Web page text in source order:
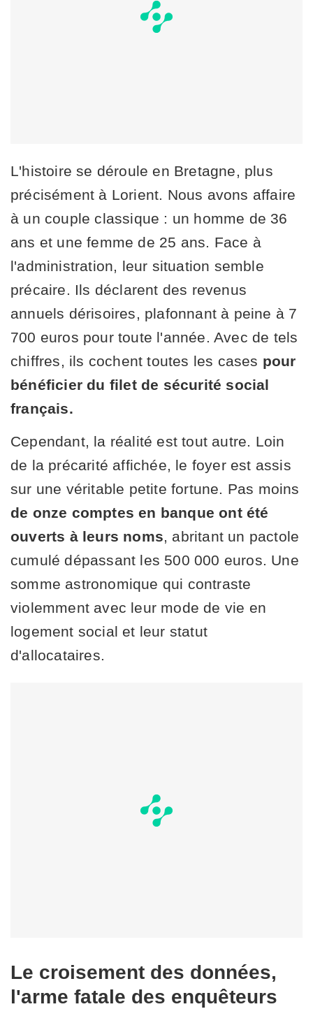
L'histoire se déroule en Bretagne, plus
précisément à Lorient. Nous avons affaire
à un couple classique : un homme de 36
ans et une femme de 25 ans. Face à
l'administration, leur situation semble
précaire. Ils déclarent des revenus
annuels dérisoires, plafonnant à peine à 7
700 euros pour toute l'année. Avec de tels
chiffres, ils cochent toutes les cases pour
bénéficier du filet de sécurité social
français.
Cependant, la réalité est tout autre. Loin
de la précarité affichée, le foyer est assis
sur une véritable petite fortune. Pas moins
de onze comptes en banque ont été
ouverts à leurs noms, abritant un pactole
cumulé dépassant les 500 000 euros. Une
somme astronomique qui contraste
violemment avec leur mode de vie en
logement social et leur statut
d'allocataires.
Le croisement des données,
l'arme fatale des enquêteurs